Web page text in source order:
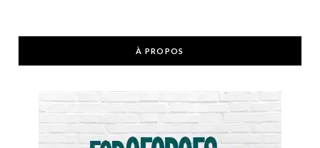
À PROPOS